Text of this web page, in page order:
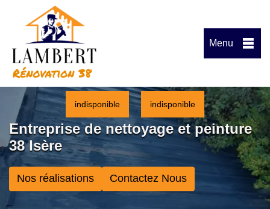
Menu
indisponible indisponible
Entreprise de nettoyage et peinture
38 Isère
Nos réalisations Contactez Nous